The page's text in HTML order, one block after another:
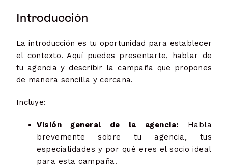
Introducción
La introducción es tu oportunidad para establecer
el contexto. Aquí puedes presentarte, hablar de
tu agencia y describir la campaña que propones
de manera sencilla y cercana.
Incluye:
Visión general de la agencia: Habla
brevemente sobre tu agencia, tus
especialidades y por qué eres el socio ideal
para esta campaña.